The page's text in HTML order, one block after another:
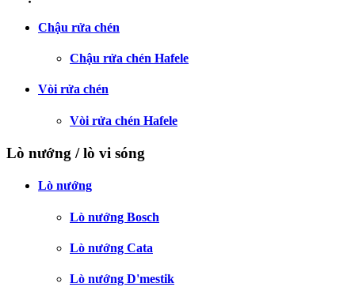
Chậu rửa chén
Chậu rửa chén Hafele
Vòi rửa chén
Vòi rửa chén Hafele
Lò nướng / lò vi sóng
Lò nướng
Lò nướng Bosch
Lò nướng Cata
Lò nướng D'mestik